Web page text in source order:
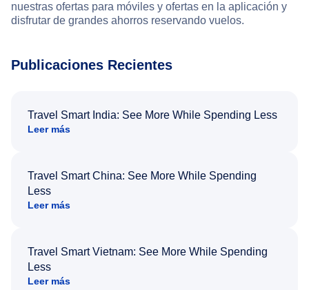
nuestras ofertas para móviles y ofertas en la aplicación y
disfrutar de grandes ahorros reservando vuelos.
Publicaciones Recientes
Travel Smart India: See More While Spending Less
Leer más
Travel Smart China: See More While Spending
Less
Leer más
Travel Smart Vietnam: See More While Spending
Less
Leer más